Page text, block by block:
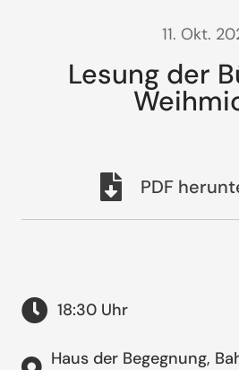
11. Okt.
Lesung der
PDF
18:30 Uhr
Haus der Begegnung,